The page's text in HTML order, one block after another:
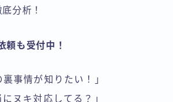
分析！
頼も受付中！
事情が知りたい！」
にヌキ対応してる？」